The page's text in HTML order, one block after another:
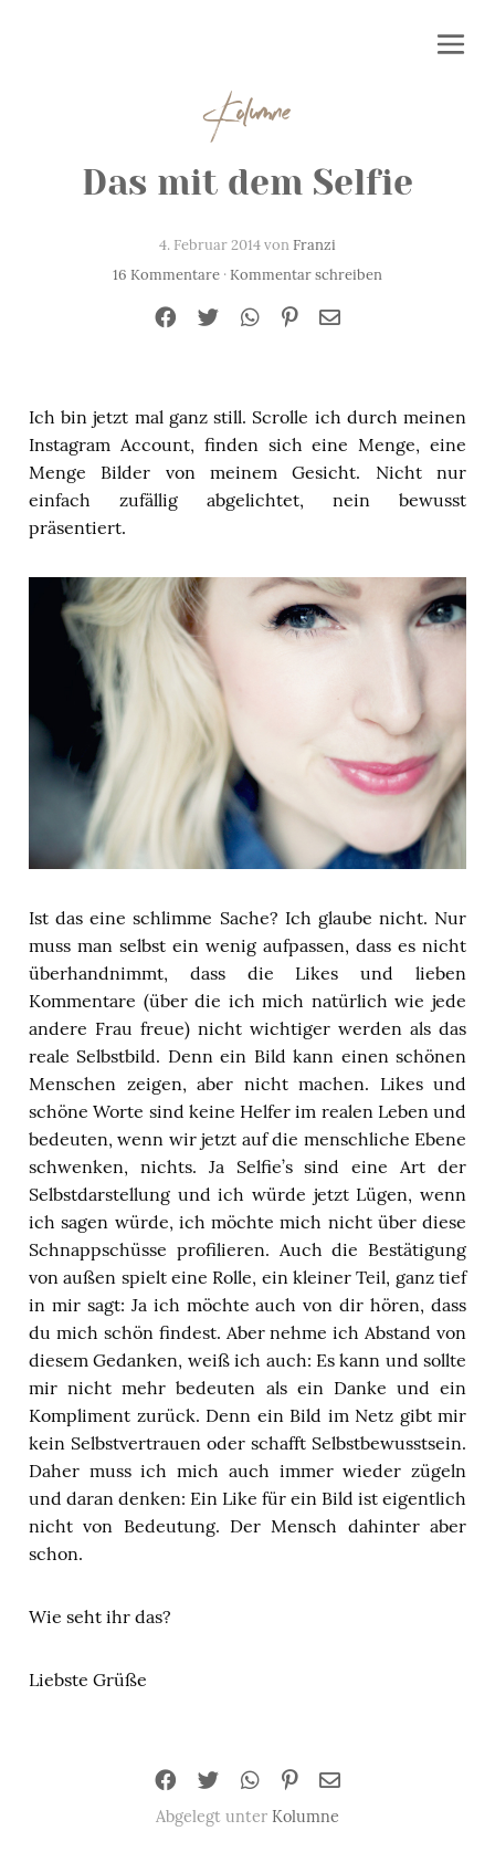
Kolumne
Das mit dem Selfie
4. Februar 2014 vonFranzi
16 Kommentare · Kommentar schreiben
Ich bin jetzt mal ganz still. Scrolle ich durch meinen
Instagram Account, finden sich eine Menge, eine
Menge Bilder von meinem Gesicht. Nicht nur
einfach zufällig abgelichtet, nein bewusst
präsentiert.
Ist das eine schlimme Sache? Ich glaube nicht. Nur
muss man selbst ein wenig aufpassen, dass es nicht
überhandnimmt, dass die Likes und lieben
Kommentare (über die ich mich natürlich wie jede
andere Frau freue) nicht wichtiger werden als das
reale Selbstbild. Denn ein Bild kann einen schönen
Menschen zeigen, aber nicht machen. Likes und
schöne Worte sind keine Helfer im realen Leben und
bedeuten, wenn wir jetzt auf die menschliche Ebene
schwenken, nichts. Ja Selfie’s sind eine Art der
Selbstdarstellung und ich würde jetzt Lügen, wenn
ich sagen würde, ich möchte mich nicht über diese
Schnappschüsse profilieren. Auch die Bestätigung
von außen spielt eine Rolle, ein kleiner Teil, ganz tief
in mir sagt: Ja ich möchte auch von dir hören, dass
du mich schön findest. Aber nehme ich Abstand von
diesem Gedanken, weiß ich auch: Es kann und sollte
mir nicht mehr bedeuten als ein Danke und ein
Kompliment zurück. Denn ein Bild im Netz gibt mir
kein Selbstvertrauen oder schafft Selbstbewusstsein.
Daher muss ich mich auch immer wieder zügeln
und daran denken: Ein Like für ein Bild ist eigentlich
nicht von Bedeutung. Der Mensch dahinter aber
schon.
Wie seht ihr das?
Liebste Grüße
Abgelegt unter Kolumne